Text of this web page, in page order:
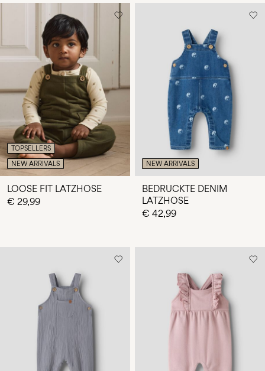
TOPSELLERS
NEW ARRIVALS
LOOSE FIT LATZHOSE
€ 29,99
NEW ARRIVALS
BEDRUCKTE DENIM
LATZHOSE
€ 42,99